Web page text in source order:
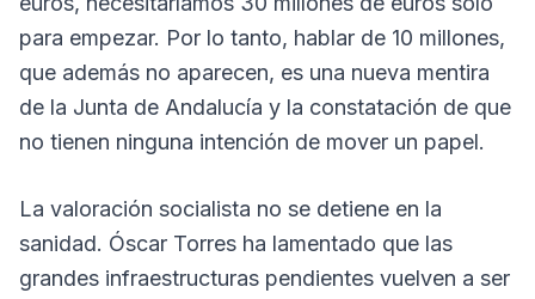
para empezar. Por lo tanto, hablar de 10 millones,
que además no aparecen, es una nueva mentira
de la Junta de Andalucía y la constatación de que
no tienen ninguna intención de mover un papel.
La valoración socialista no se detiene en la
sanidad. Óscar Torres ha lamentado que las
grandes infraestructuras pendientes vuelven a ser